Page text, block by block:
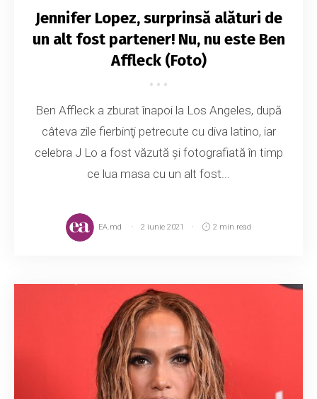
Jennifer Lopez, surprinsă alături de
un alt fost partener! Nu, nu este Ben
Affleck (Foto)
Ben Affleck a zburat înapoi la Los Angeles, după
câteva zile fierbinţi petrecute cu diva latino, iar
celebra J Lo a fost văzută și fotografiată în timp
ce lua masa cu un alt fost...
EA.md 2 iunie 2021 2 min read